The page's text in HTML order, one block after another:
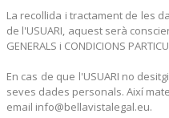
La recollida i tractament de les
de l'USUARI, aquest serà
GENERALS i CONDICIONS
En cas de que l'USUARI no
seves dades personals. Així
email info@bellavistalegal.eu.